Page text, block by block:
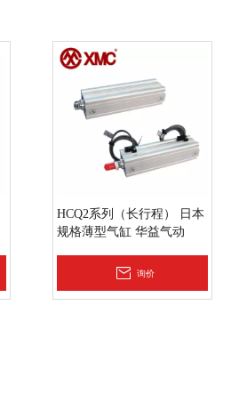
HCQ2系列（长行程） 日本
规格薄型气缸 华益气动
询价